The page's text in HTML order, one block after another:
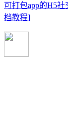
可打包app的H5
档教程]